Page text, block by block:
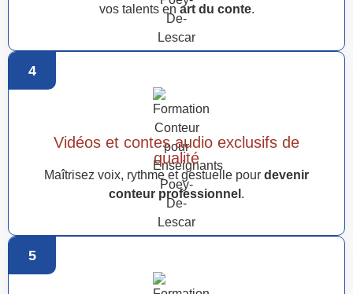
vos talents en art du conte.
4
Vidéos et contes audio exclusifs de
qualité
Maîtrisez voix, rythme et gestuelle pour devenir
conteur professionnel .
5